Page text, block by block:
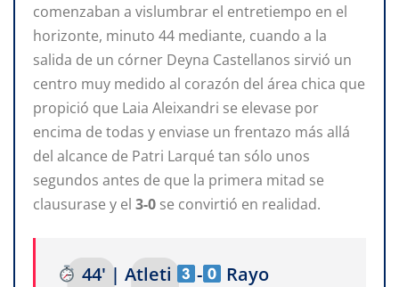
comenzaban a vislumbrar el entretiempo en el
horizonte, minuto 44 mediante, cuando a la
salida de un córner Deyna Castellanos sirvió un
centro muy medido al corazón del área chica que
propició que Laia Aleixandri se elevase por
encima de todas y enviase un frentazo más allá
del alcance de Patri Larqué tan sólo unos
segundos antes de que la primera mitad se
clausurase y el 3-0 se convirtió en realidad.
44' | Atleti - Rayo